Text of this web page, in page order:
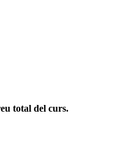
total del curs.